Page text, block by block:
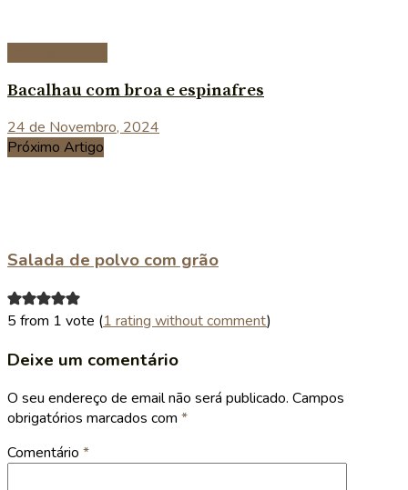
Bacalhau com broa e espinafres
24 de Novembro, 2024
Próximo Artigo
Salada de polvo com grão
5 from 1 vote (1 rating without comment)
Deixe um comentário
O seu endereço de email não será publicado. Campos
obrigatórios marcados com *
Comentário *